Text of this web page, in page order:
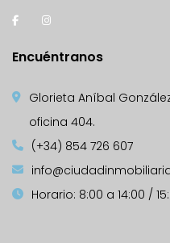
Encuéntranos
Glorieta Aníbal
oficina 404.
(+34) 854 726 607
Horario: 8:00 a 14:00 /